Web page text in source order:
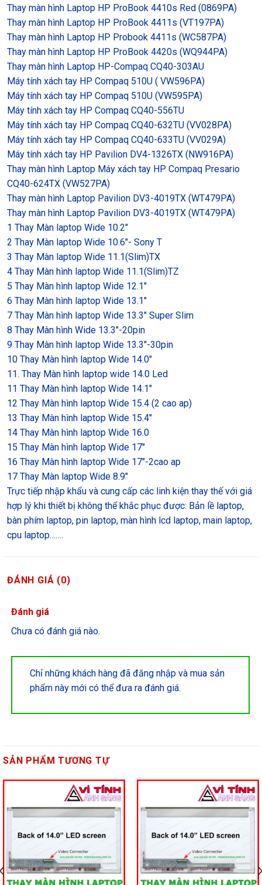
Thay màn hình Laptop HP ProBook 4410s Red (0869PA)
Thay màn hình Laptop HP ProBook 4411s (VT197PA)
Thay màn hình Laptop HP Probook 4411s (WC587PA)
Thay màn hình Laptop HP ProBook 4420s (WQ944PA)
Thay màn hình Laptop HP-Compaq CQ40-303AU
Máy tính xách tay HP Compaq 510U ( VW596PA)
Máy tính xách tay HP Compaq 510U (VW595PA)
Máy tính xách tay HP Compaq CQ40-556TU
Máy tính xách tay HP Compaq CQ40-632TU (VV028PA)
Máy tính xách tay HP Compaq CQ40-633TU (VV029A)
Máy tính xách tay HP Pavilion DV4-1326TX (NW916PA)
Thay màn hình Laptop Máy xách tay HP Compaq Presario
CQ40-624TX (VW527PA)
Thay màn hình Laptop Pavilion DV3-4019TX (WT479PA)
Thay màn hình Laptop Pavilion DV3-4019TX (WT479PA)
1 Thay Màn laptop Wide 10.2″
2 Thay Màn laptop Wide 10.6″- Sony T
3 Thay Màn laptop Wide 11.1(Slim)TX
4 Thay Màn hình laptop Wide 11.1(Slim)TZ
5 Thay Màn hình laptop Wide 12.1″
6 Thay Màn hình laptop Wide 13.1″
7 Thay Màn hình laptop Wide 13.3″ Super Slim
8 Thay Màn hình Wide 13.3″-20pin
9 Thay Màn hình laptop Wide 13.3″-30pin
10 Thay Màn hình laptop Wide 14.0″
11. Thay Màn hình laptop wide 14.0 Led
11 Thay Màn hình laptop Wide 14.1″
12 Thay Màn hình laptop Wide 15.4 (2 cao ap)
13 Thay Màn hình laptop Wide 15.4″
14 Thay Màn hình laptop Wide 16.0
15 Thay Màn hình laptop Wide 17″
16 Thay Màn hình laptop Wide 17″-2cao ap
17 Thay Màn laptop Wide 8.9″
Trực tiếp nhập khẩu và cung cấp các linh kiện thay thế với giá
hợp lý khi thiết bị không thể khắc phục được: Bản lề laptop,
bàn phím laptop, pin laptop, màn hình lcd laptop, main laptop,
cpu laptop…….
ĐÁNH GIÁ (0)
Đánh giá
Chưa có đánh giá nào.
Chỉ những khách hàng đã đăng nhập và mua sản
phẩm này mới có thể đưa ra đánh giá.
SẢN PHẨM TƯƠNG TỰ